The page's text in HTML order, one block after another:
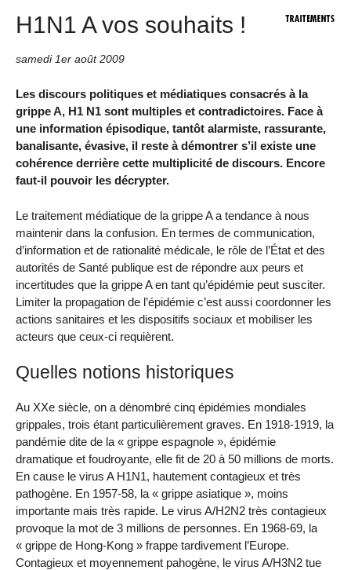
H1N1 A vos souhaits !
samedi 1er août 2009
Les discours politiques et médiatiques consacrés à la
grippe A, H1 N1 sont multiples et contradictoires. Face à
une information épisodique, tantôt alarmiste, rassurante,
banalisante, évasive, il reste à démontrer s’il existe une
cohérence derrière cette multiplicité de discours. Encore
faut-il pouvoir les décrypter.
Le traitement médiatique de la grippe A a tendance à nous
maintenir dans la confusion. En termes de communication,
d’information et de rationalité médicale, le rôle de l’État et des
autorités de Santé publique est de répondre aux peurs et
incertitudes que la grippe A en tant qu’épidémie peut susciter.
Limiter la propagation de l’épidémie c’est aussi coordonner les
actions sanitaires et les dispositifs sociaux et mobiliser les
acteurs que ceux-ci requièrent.
Quelles notions historiques
Au XXe siècle, on a dénombré cinq épidémies mondiales
grippales, trois étant particulièrement graves. En 1918-1919, la
pandémie dite de la « grippe espagnole », épidémie
dramatique et foudroyante, elle fit de 20 à 50 millions de morts.
En cause le virus A H1N1, hautement contagieux et très
pathogène. En 1957-58, la « grippe asiatique », moins
importante mais très rapide. Le virus A/H2N2 très contagieux
provoque la mot de 3 millions de personnes. En 1968-69, la
« grippe de Hong-Kong » frappe tardivement l’Europe.
Contagieux et moyennement pahogène, le virus A/H3N2 tue